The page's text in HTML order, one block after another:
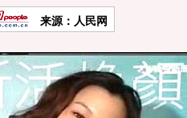
来源：人民网